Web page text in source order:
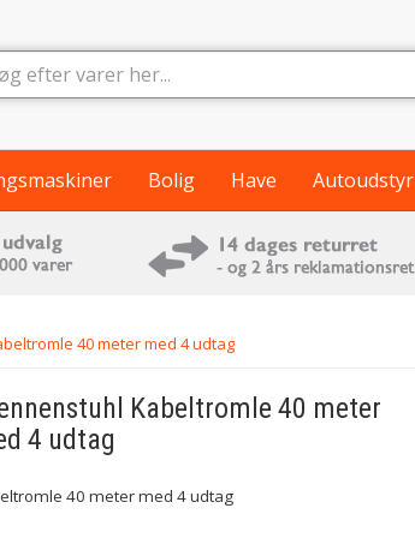
Bolig Have Autoudstyr
40 meter med 4 udtag
Kabeltromle 40 meter
4 udtag
40 meter med 4 udtag